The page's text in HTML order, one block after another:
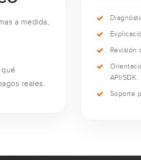
a medida,
reales.
Revisión
API/SDK.
Soporte